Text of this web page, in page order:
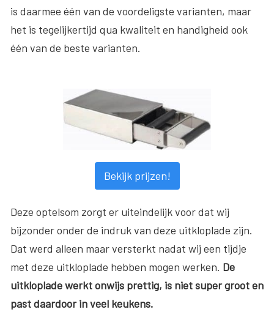
is daarmee één van de voordeligste varianten, maar
het is tegelijkertijd qua kwaliteit en handigheid ook
één van de beste varianten.
Bekijk prijzen!
Deze optelsom zorgt er uiteindelijk voor dat wij
bijzonder onder de indruk van deze uitkloplade zijn.
Dat werd alleen maar versterkt nadat wij een tijdje
met deze uitkloplade hebben mogen werken. De
uitkloplade werkt onwijs prettig, is niet super groot en
past daardoor in veel keukens.